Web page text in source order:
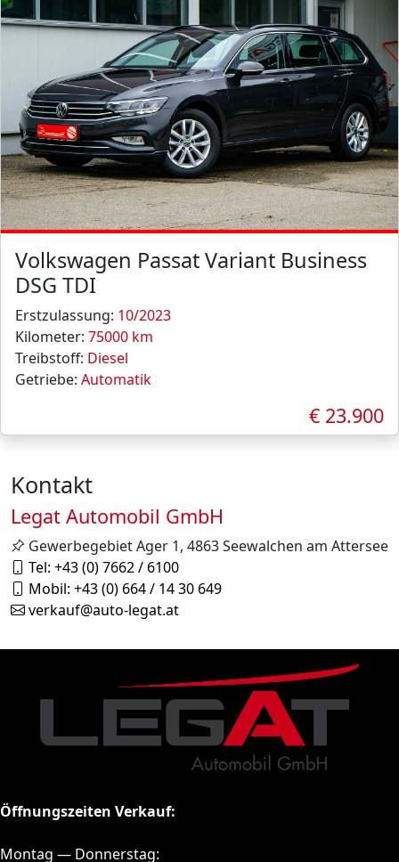
Volkswagen Passat Variant Business
DSG TDI
Erstzulassung: 10/2023
Kilometer: 75000 km
Treibstoff: Diesel
Getriebe: Automatik
€ 23.900
Kontakt
Legat Automobil GmbH
Gewerbegebiet Ager 1, 4863 Seewalchen am Attersee
Tel: +43 (0) 7662 / 6100
Mobil: +43 (0) 664 / 14 30 649
verkauf@auto-legat.at
Öffnungszeiten Verkauf:
Montag — Donnerstag: